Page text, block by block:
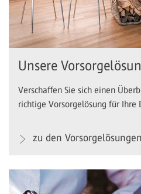
Unsere
Verschaffen Sie sich einen
richtige Vorsorgelösung für Ihre
zu den Vorsorgelösungen